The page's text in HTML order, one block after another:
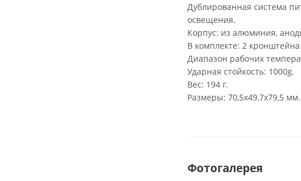
Дублированная система
освещения.
Корпус: из алюминия,
В комплекте: 2
Диапазон рабочих
Ударная стойкость: 1000g.
Вес: 194 г.
Размеры: 70,5х49,7х79,5 мм.
Фотогалерея